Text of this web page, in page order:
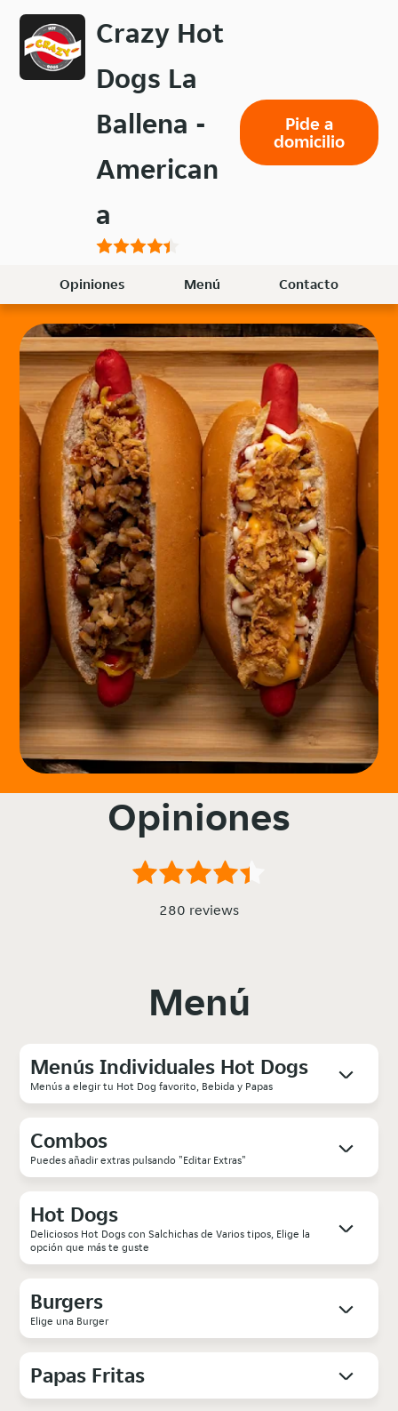
Volver
menú
principal
Crazy Hot
Dogs La
Ballena -
American
a
Pide a
domicilio
Opiniones Menú Contacto
Opiniones
280 reviews
Menú
Menús Individuales Hot Dogs
Menús a elegir tu Hot Dog favorito, Bebida y Papas
Combos
Puedes añadir extras pulsando "Editar Extras"
Hot Dogs
Deliciosos Hot Dogs con Salchichas de Varios tipos, Elige la
opción que más te guste
Burgers
Elige una Burger
Papas Fritas